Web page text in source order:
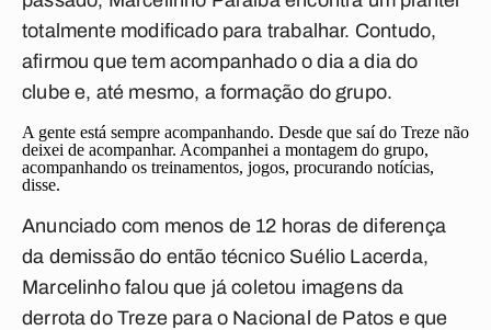
totalmente modificado para trabalhar. Contudo,
afirmou que tem acompanhado o dia a dia do
clube e, até mesmo, a formação do grupo.
A gente está sempre acompanhando. Desde que saí do Treze não
deixei de acompanhar. Acompanhei a montagem do grupo,
acompanhando os treinamentos, jogos, procurando notícias,
disse.
Anunciado com menos de 12 horas de diferença
da demissão do então técnico Suélio Lacerda,
Marcelinho falou que já coletou imagens da
derrota do Treze para o Nacional de Patos e que